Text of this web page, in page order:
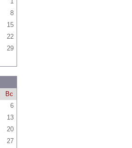
8
15
22
29
Вс
6
13
20
27